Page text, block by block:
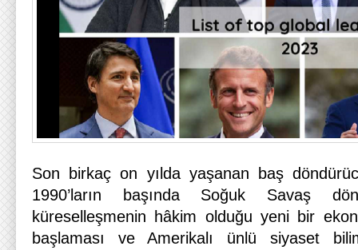
Son birkaç on yılda yaşanan baş
1990’ların başında Soğuk Savaş
küreselleşmenin hâkim olduğu yeni bir
başlaması ve Amerikalı ünlü siyaset